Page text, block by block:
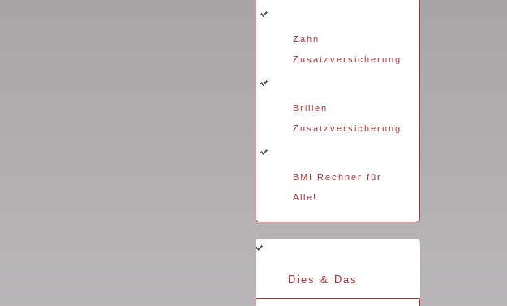
Zahn
Zusatzversicherung
Brillen
Zusatzversicherung
BMI Rechner für
Alle!
Dies & Das